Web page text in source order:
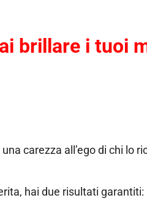
brillare i tuoi
carezza all’ego di chi lo
hai due risultati garantiti: